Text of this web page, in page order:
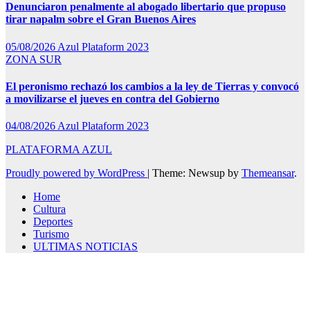
Denunciaron penalmente al abogado libertario que propuso
tirar napalm sobre el Gran Buenos Aires
05/08/2026 Azul Plataform 2023
ZONA SUR
El peronismo rechazó los cambios a la ley de Tierras y convocó
a movilizarse el jueves en contra del Gobierno
04/08/2026 Azul Plataform 2023
PLATAFORMA AZUL
Proudly powered by WordPress | Theme: Newsup by Themeansar.
Home
Cultura
Deportes
Turismo
ULTIMAS NOTICIAS